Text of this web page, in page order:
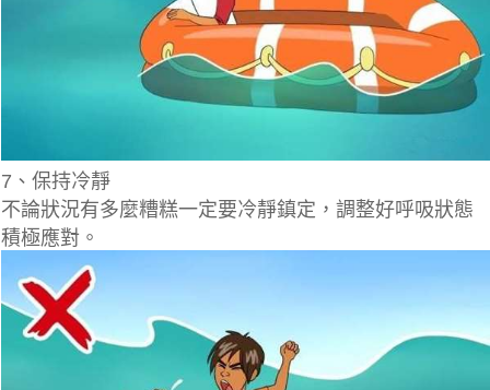
7、保持冷靜
不論狀況有多麼糟糕一定要冷靜鎮定，調整好呼吸狀態
積極應對。